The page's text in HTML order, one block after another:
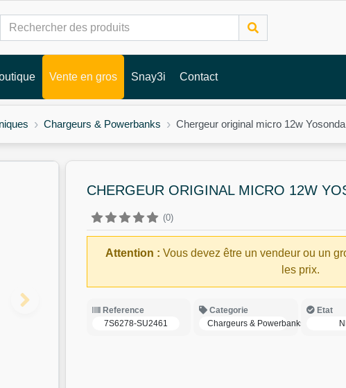
Vente en gros Snay3i Contact
Chargeurs & Powerbanks Chergeur original micro 12w Yosonda
CHERGEUR ORIGINAL MICRO 12W
(0)
Attention : Vous devez être un vendeur ou un
les prix.
Reference
7S6278-SU2461
Categorie
Chargeurs & Powerbanks
Etat